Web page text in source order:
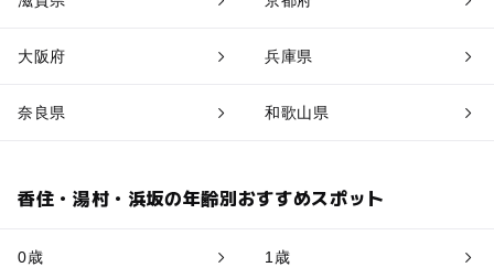
大阪府 兵庫県
奈良県 和歌山県
香住・湯村・浜坂の年齢別おすすめスポット
0歳 1歳